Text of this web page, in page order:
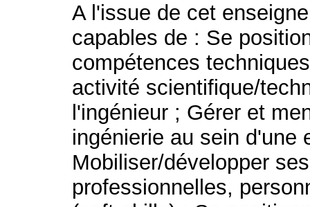
A l'issue de cet
capables de : Se
compétences
activité scientifique/
l'ingénieur ; Gérer et
ingénierie au sein d'une
Mobiliser/développer
professionnelles,